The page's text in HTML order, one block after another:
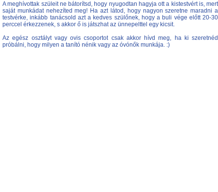
A meghívottak szüleit ne bátorítsd, hogy nyugodtan hagyja ott a kistestvért is, mert
saját munkádat nehezíted meg! Ha azt látod, hogy nagyon szeretne maradni a
testvérke, inkább tanácsold azt a kedves szülőnek, hogy a buli vége előtt 20-30
perccel érkezzenek, s akkor ő is játszhat az ünnepelttel egy kicsit.
Az egész osztályt vagy ovis csoportot csak akkor hívd meg, ha ki szeretnéd
próbálni, hogy milyen a tanító nénik vagy az óvónők munkája. :)